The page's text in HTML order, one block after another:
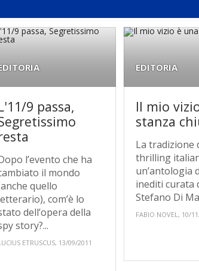
9 passa,
l’evento che ha
il mondo
quello
com’è lo
dell’opera della
story?...
ETRUSCUS, 13/09/2011
EDITORIA
Il mio
stanza
La tradizione
thrilling
un’antologia
inediti curata
Stefano Di
FABIO NOVEL, 10/